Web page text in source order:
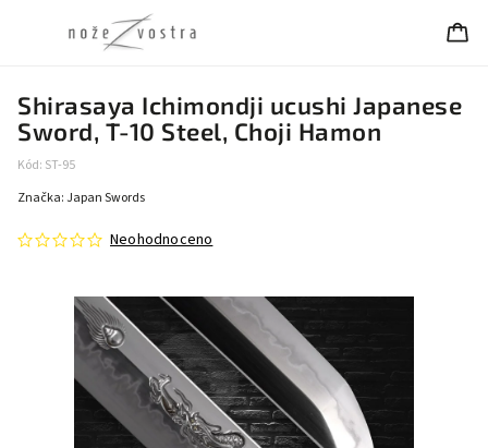
Shirasaya Ichimondji ucushi Japanese
Sword, T-10 Steel, Choji Hamon
Kód: ST-95
Neohodnoceno
Značka:Japan Swords